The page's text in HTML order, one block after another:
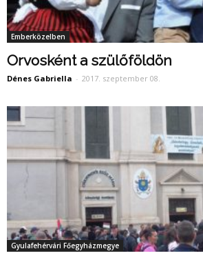
Emberközelben
Orvosként a szülőföldön
Dénes Gabriella - 2017. szeptember 08.
Gyulafehérvári Főegyházmegye